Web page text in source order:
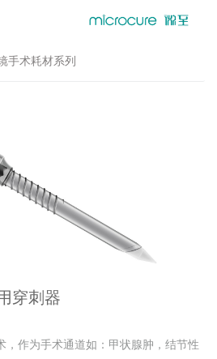
手术耗材系列
穿刺器
，作为手术通道如：甲状腺肿，结节性